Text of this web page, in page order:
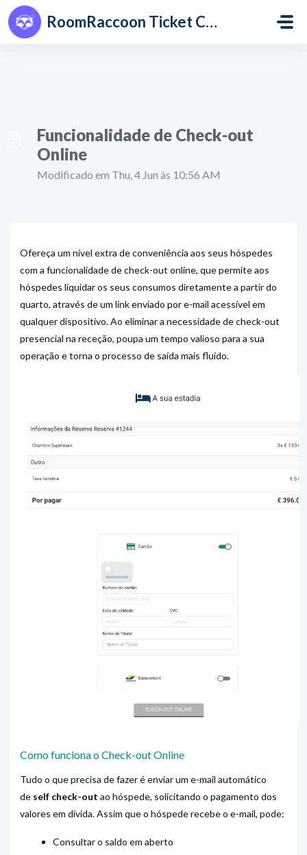
Avançar para o conteúdo principal
RoomRaccoon Ticket Centre
Funcionalidade de Check-out
Online
Modificado em Thu, 4 Jun às 10:56 AM
Ofereça um nível extra de conveniência aos seus hóspedes
com a funcionalidade de check-out online, que permite aos
hóspedes liquidar os seus consumos diretamente a partir do
quarto, através de um link enviado por e-mail acessível em
qualquer dispositivo.Ao eliminar a necessidade de check-out
presencial na receção, poupa um tempo valioso para a sua
operação e torna o processo de saída mais fluido.
Como funciona o Check-out Online
Tudo o que precisa de fazer é enviar um e-mail automático
de self check-out ao hóspede, solicitando o pagamento dos
valores em dívida. Assim que o hóspede recebe o e-mail, pode:
Consultar o saldo em aberto